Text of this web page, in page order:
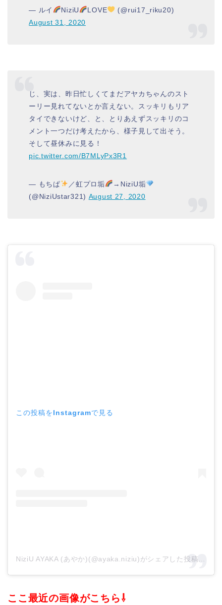
— ルイ NiziU LOVE
(@rui17_riku20)
August 31, 2020
じ、実は、昨日忙しくてまだアヤカちゃんのスト
ーリー見れてないとか言えない。スッキリもリア
タイできないけど、と、とりあえずスッキリのコ
メント一つだけ考えたから、様子見して出そう。
そして昼休みに見る！
pic.twitter.com/B7MLyPx3R1
— もちぱ ／虹プロ垢
→NiziU垢
(@NiziUstar321) August 27, 2020
この投稿をInstagramで見る
ここ最近の画像がこちら⇩